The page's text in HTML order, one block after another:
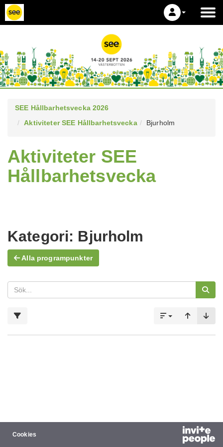
SEE Hållbarhetsvecka 2026
Aktiviteter SEE Hållbarhetsvecka
Bjurholm
Aktiviteter SEE
Hållbarhetsvecka
Kategori: Bjurholm
Alla programpunkter
Cookies